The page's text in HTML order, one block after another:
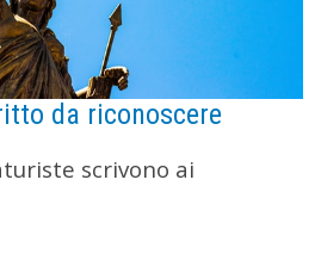
da riconoscere
scrivono ai